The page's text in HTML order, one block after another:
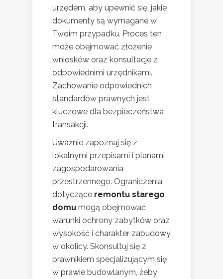
urzędem, aby upewnić się, jakie
dokumenty są wymagane w
Twoim przypadku. Proces ten
może obejmować złożenie
wniosków oraz konsultacje z
odpowiednimi urzędnikami.
Zachowanie odpowiednich
standardów prawnych jest
kluczowe dla bezpieczeństwa
transakcji.
Uważnie zapoznaj się z
lokalnymi przepisami i planami
zagospodarowania
przestrzennego. Ograniczenia
dotyczące remontu starego
domu mogą obejmować
warunki ochrony zabytków oraz
wysokość i charakter zabudowy
w okolicy. Skonsultuj się z
prawnikiem specjalizującym się
w prawie budowlanym, żeby